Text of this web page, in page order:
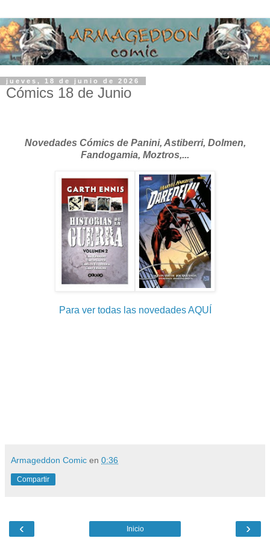
jueves, 18 de junio de 2026
Cómics 18 de Junio
Novedades Cómics de Panini, Astiberri, Dolmen,
Fandogamia, Moztros,...
Para ver todas las novedades AQUÍ
Armageddon Comic en 0:36
Compartir
‹ ›
Inicio